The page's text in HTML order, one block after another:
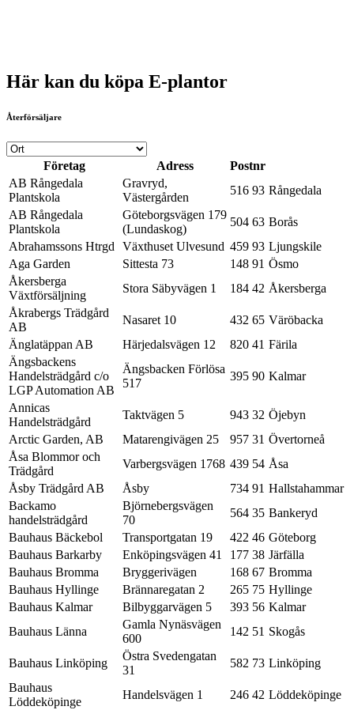
Här kan du köpa E-plantor
Återförsäljare
Företag Adress
Postnr
AB Rångedala
Plantskola
Gravryd,
Västergården
516 93 Rångedala
AB Rångedala
Plantskola
Göteborgsvägen 179
(Lundaskog)
504 63 Borås
Abrahamssons Htrgd Växthuset Ulvesund 459 93 Ljungskile
Aga Garden
Sittesta 73 148 91 Ösmo
Åkersberga
Växtförsäljning
Stora Säbyvägen 1 184 42 Åkersberga
Åkrabergs Trädgård
AB
Nasaret 10 432 65 Väröbacka
Änglatäppan AB
Härjedalsvägen 12 820 41 Färila
Ängsbackens
Handelsträdgård c/o
LGP Automation AB
Ängsbacken Förlösa
517
395 90 Kalmar
Annicas
Handelsträdgård
Taktvägen 5 943 32 Öjebyn
Arctic Garden, AB
Matarengivägen 25 957 31 Övertorneå
Åsa Blommor och
Trädgård
Varbergsvägen 1768 439 54 Åsa
Åsby Trädgård AB
Åsby 734 91 Hallstahammar
Backamo
handelsträdgård
Björnebergsvägen
70
564 35 Bankeryd
Bauhaus Bäckebol
Transportgatan 19 422 46 Göteborg
Bauhaus Barkarby
Enköpingsvägen 41 177 38 Järfälla
Bauhaus Bromma
Bryggerivägen 168 67 Bromma
Bauhaus Hyllinge
Brännaregatan 2 265 75 Hyllinge
Bauhaus Kalmar
Bilbyggarvägen 5 393 56 Kalmar
Bauhaus Länna
Gamla Nynäsvägen
600
142 51 Skogås
Bauhaus Linköping
Östra Svedengatan
31
582 73 Linköping
Bauhaus
Löddeköpinge
Handelsvägen 1 246 42 Löddeköpinge